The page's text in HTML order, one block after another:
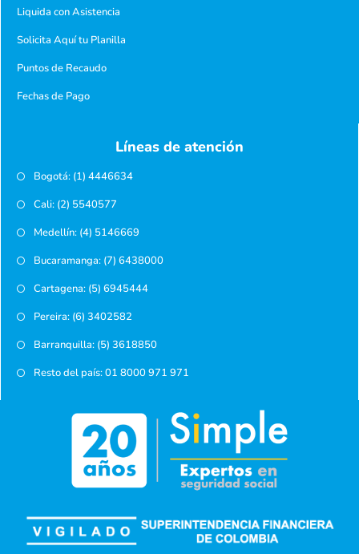
Liquida con Asistencia
Solicita Aquí tu Planilla
Puntos de Recaudo
Fechas de Pago
Líneas de atención
Bogotá: (1) 4446634
Cali: (2) 5540577
Medellín: (4) 5146669
Bucaramanga: (7) 6438000
Cartagena: (5) 6945444
Pereira: (6) 3402582
Barranquilla: (5) 3618850
Resto del país: 01 8000 971 971